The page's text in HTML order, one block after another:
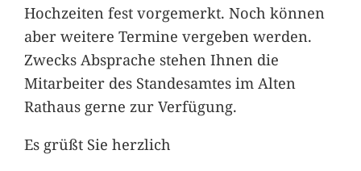
Hochzeiten fest vorgemerkt. Noch können
aber weitere Termine vergeben werden.
Zwecks Absprache stehen Ihnen die
Mitarbeiter des Standesamtes im Alten
Rathaus gerne zur Verfügung.
Es grüßt Sie herzlich